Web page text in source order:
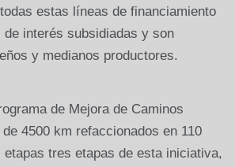
estas líneas de financiamiento
interés subsidiadas y son
y medianos productores.
de Mejora de Caminos
4500 km refaccionados en 110
tres etapas de esta iniciativa,